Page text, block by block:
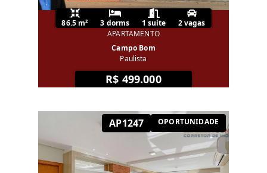
86.5 m² 3 dorms 1 suíte
2 vagas
APARTAMENTO
Campo Bom
Paulista
R$ 499.000
AP1247 OPORTUNIDADE